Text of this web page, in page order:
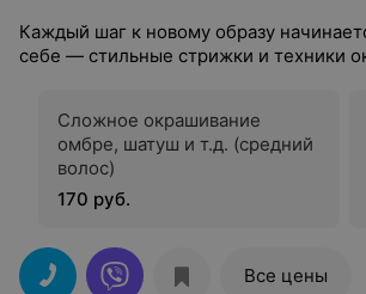
Каждый шаг к новому образу
себе — стильные стрижки и техники
Сложное окрашивание
омбре, шатуш и т.д. (средний
волос)
170 руб.
Все цены